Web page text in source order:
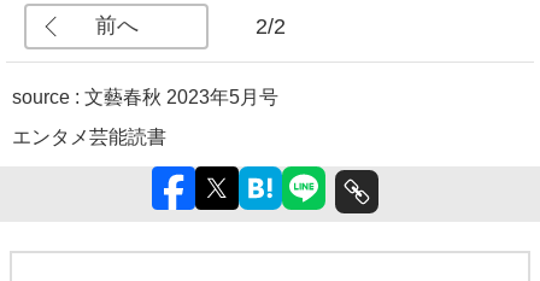
前へ 2/2
source : 文藝春秋 2023年5月号
エンタメ芸能読書